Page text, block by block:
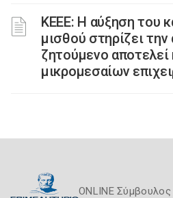
ΚΕΕΕ: Η αύξηση του
μισθού στηρίζει
ζητούμενο
μικρομεσαίων
ONLINE